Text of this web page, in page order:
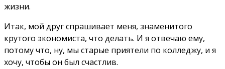
жизни.
Итак, мой друг спрашивает меня, знаменитого
крутого экономиста, что делать. И я отвечаю ему,
потому что, ну, мы старые приятели по колледжу, и я
хочу, чтобы он был счастлив.